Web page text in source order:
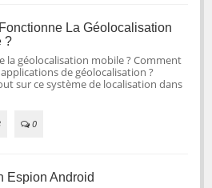
La Géolocalisation
?
la géolocalisation mobile ? Comment
de géolocalisation ?
sur ce système de localisation dans
0
Espion Android